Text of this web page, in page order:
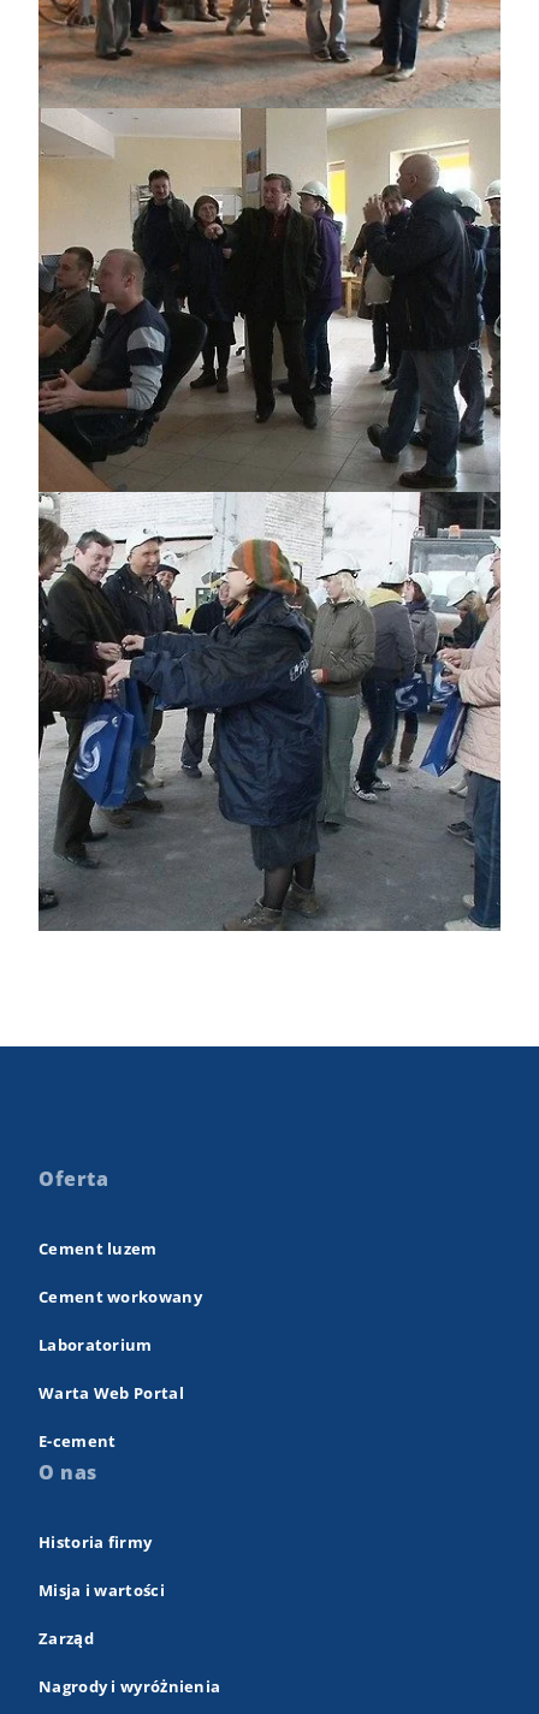
Oferta
Cement luzem
Cement workowany
Laboratorium
Warta Web Portal
E-cement
O nas
Historia firmy
Misja i wartości
Zarząd
Nagrody i wyróżnienia